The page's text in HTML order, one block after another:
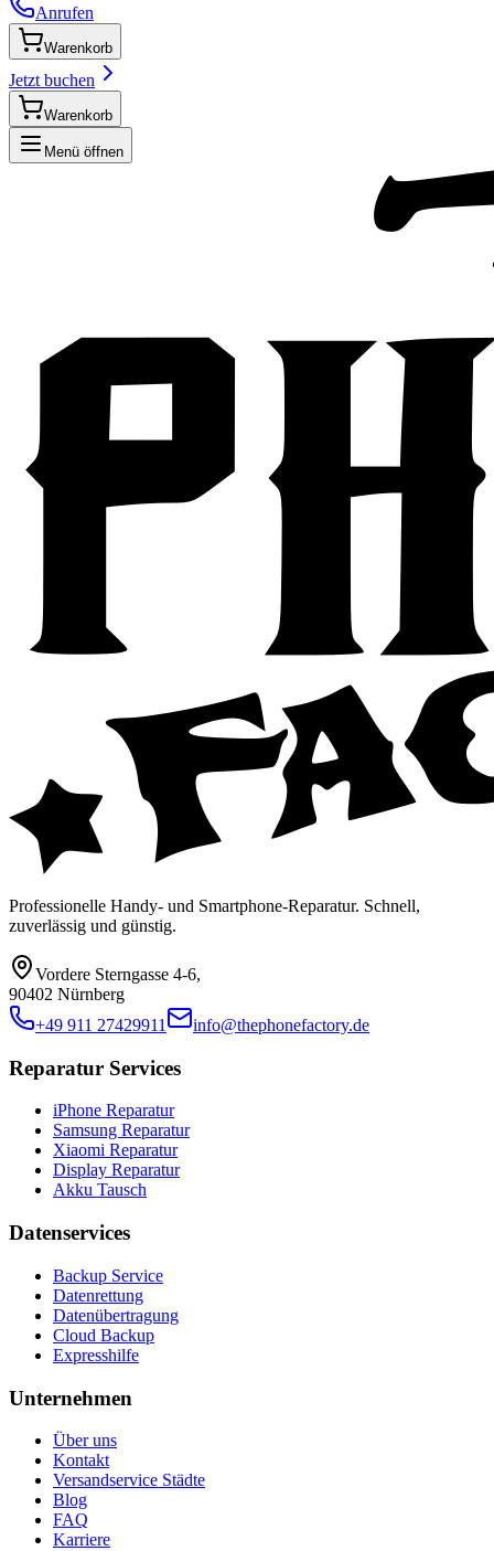
Anrufen
Warenkorb
Jetzt buchen
Warenkorb
Menü öffnen
Professionelle Handy- und Smartphone-Reparatur. Schnell,
zuverlässig und günstig.
Vordere Sterngasse 4-6,
90402 Nürnberg
+49 911 27429911
info@thephonefactory.de
Reparatur Services
iPhone Reparatur
Samsung Reparatur
Xiaomi Reparatur
Display Reparatur
Akku Tausch
Datenservices
Backup Service
Datenrettung
Datenübertragung
Cloud Backup
Expresshilfe
Unternehmen
Über uns
Kontakt
Versandservice Städte
Blog
FAQ
Karriere